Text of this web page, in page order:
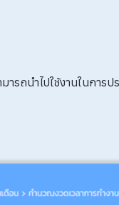
รถนำไปใช้งานในการป